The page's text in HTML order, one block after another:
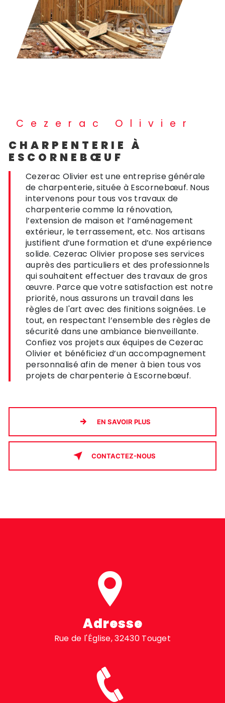
Cezerac Olivier
CHARPENTERIE À
ESCORNEBŒUF
Cezerac Olivier est une entreprise générale
de charpenterie, située à Escornebœuf. Nous
intervenons pour tous vos travaux de
charpenterie comme la rénovation,
l’extension de maison et l’aménagement
extérieur, le terrassement, etc. Nos artisans
justifient d’une formation et d’une expérience
solide. Cezerac Olivier propose ses services
auprès des particuliers et des professionnels
qui souhaitent effectuer des travaux de gros
œuvre. Parce que votre satisfaction est notre
priorité, nous assurons un travail dans les
règles de l'art avec des finitions soignées. Le
tout, en respectant l’ensemble des règles de
sécurité dans une ambiance bienveillante.
Confiez vos projets aux équipes de Cezerac
Olivier et bénéficiez d’un accompagnement
personnalisé afin de mener à bien tous vos
projets de charpenterie à Escornebœuf.
EN SAVOIR PLUS
CONTACTEZ-NOUS
Adresse
Rue de l'Église, 32430 Touget